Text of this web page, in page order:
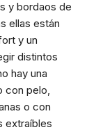
y bordaos de
ellas están
y un
distintos
hay una
con pelo,
o con
extraíbles